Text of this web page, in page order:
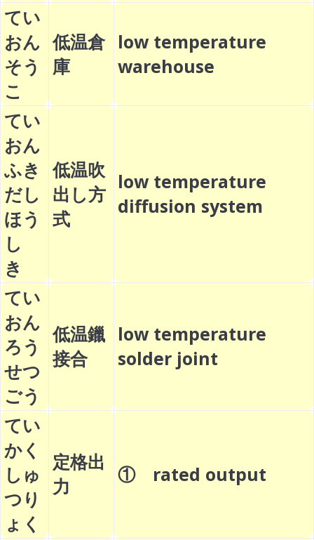
てい
おん
そう
こ
低温倉
庫
low temperature
warehouse
てい
おん
ふき
だし
ほう
し
き
低温吹
出し方
式
low temperature
diffusion system
てい
おん
ろう
せつ
ごう
低温鑞
接合
low temperature
solder joint
てい
かく
しゅ
つり
ょく
定格出
力
① rated output